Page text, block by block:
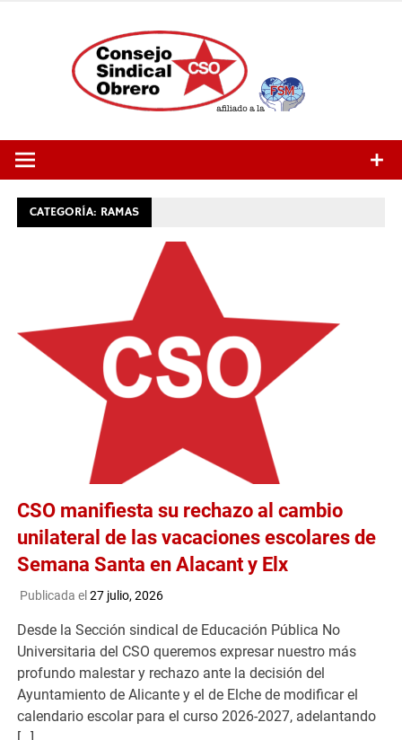
CATEGORÍA: RAMAS
CSO manifiesta su rechazo al cambio
unilateral de las vacaciones escolares de
Semana Santa en Alacant y Elx
Publicada el 27 julio, 2026
Desde la Sección sindical de Educación Pública No
Universitaria del CSO queremos expresar nuestro más
profundo malestar y rechazo ante la decisión del
Ayuntamiento de Alicante y el de Elche de modificar el
calendario escolar para el curso 2026-2027, adelantando